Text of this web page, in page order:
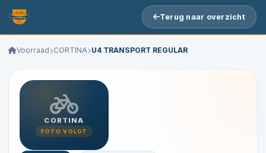
Terug naar overzicht
Voorraad CORTINA U4 TRANSPORT REGULAR
CORTINA
FOTO VOLGT